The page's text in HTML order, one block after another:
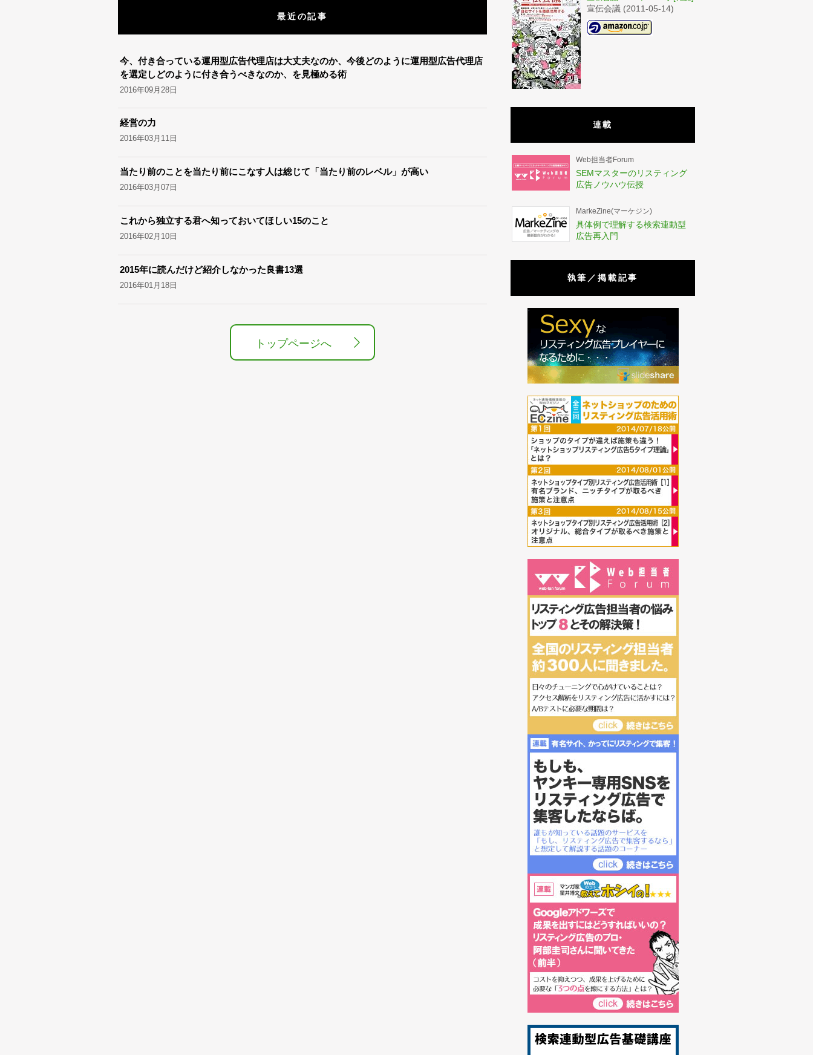
最近の記事
今、付き合っている運用型広告代理店は大丈夫なのか、今後どのように運用型広告代理店
を選定しどのように付き合うべきなのか、を見極める術
2016年09月28日
経営の力
2016年03月11日
当たり前のことを当たり前にこなす人は総じて「当たり前のレベル」が高い
2016年03月07日
これから独立する君へ知っておいてほしい15のこと
2016年02月10日
2015年に読んだけど紹介しなかった良書13選
2016年01月18日
トップページへ
宣伝会議 (2011-05-14)
連載
Web担当者Forum
SEMマスターのリスティング
広告ノウハウ伝授
MarkeZine(マーケジン)
具体例で理解する検索連動型
広告再入門
執筆／掲載記事